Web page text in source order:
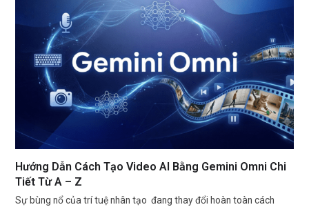
Hướng Dẫn Cách Tạo Video AI Bằng Gemini Omni Chi
Tiết Từ A – Z
Sự bùng nổ của trí tuệ nhân tạo đang thay đổi hoàn toàn cách